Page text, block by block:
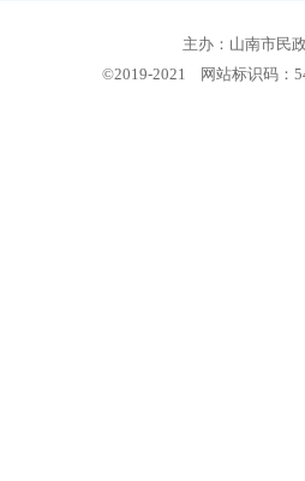
主办：山南市民
©2019-2021 网站标识码：